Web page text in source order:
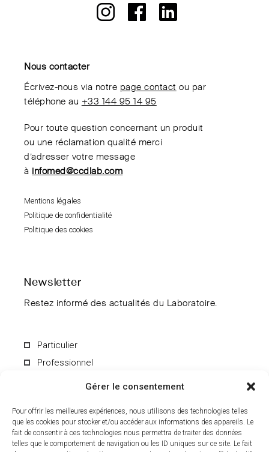
Gérer le consentement
Pour offrir les meilleures expériences, nous utilisons des technologies telles
que les cookies pour stocker et/ou accéder aux informations des appareils. Le
fait de consentir à ces technologies nous permettra de traiter des données
telles que le comportement de navigation ou les ID uniques sur ce site. Le fait
Nous contacter
Écrivez-nous via notre page contact ou par
téléphone au +33 144 95 14 95
Pour toute question concernant un produit
ou une réclamation qualité merci
d’adresser votre message
à infomed@ccdlab.com
Mentions légales
Politique de confidentialité
Politique des cookies
Newsletter
Restez informé des actualités du Laboratoire.
Particulier
Professionnel
En soumettant le formulaire, vous acceptez de recevoir par e-mail les
informations du Laboratoire CCD. Vous pouvez vous désinscrire à
tout moment. Pour en savoir plus sur le traitement de vos données